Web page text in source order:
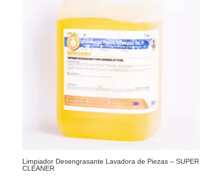
Limpiador Desengrasante Lavadora de Piezas – SUPER
CLEANER